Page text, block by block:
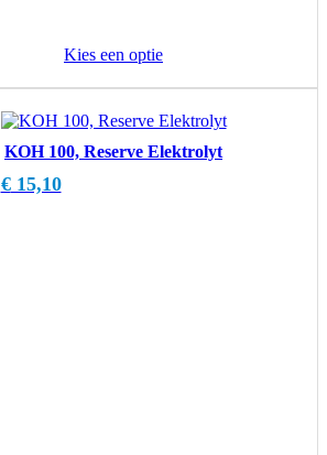
Kies een optie
KOH 100, Reserve Elektrolyt
€15,10